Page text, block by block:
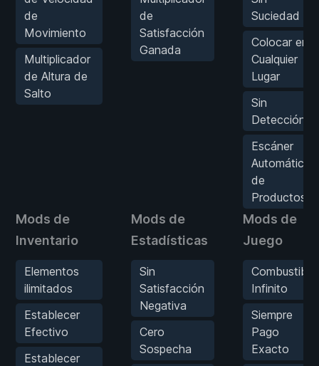
de
Movimiento
Multiplicador
de Altura de
Salto
de
Satisfacción
Ganada
Suciedad
Colocar en
Cualquier
Lugar
Sin
Detección
Escáner
Automático
de
Productos
Mods de
Inventario
Elementos
ilimitados
Establecer
Efectivo
Establecer
Mods de
Estadísticas
Sin
Satisfacción
Negativa
Cero
Sospecha
Mods de
Juego
Combustible
Infinito
Siempre
Pago
Exacto